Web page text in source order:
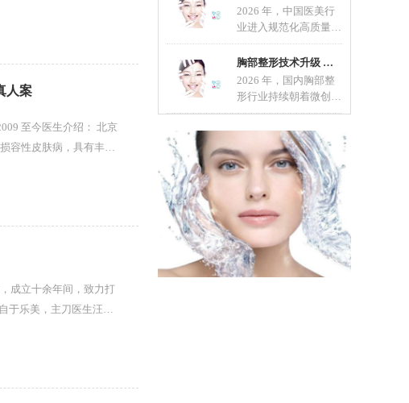
人案
容性皮肤病，具有丰富
成立十余年间，致力打
于乐美，主刀医生汪文
2026 年，中国医美行
业进入规范化高质量发
展新阶段，胸部整形作
为热门项目，在技术、
材料
胸部整形技术升级 微创自然成主流选择
2026 年，国内胸部整
形行业持续朝着微创、
安全、自然、个性化方
向发展。随着医美规范